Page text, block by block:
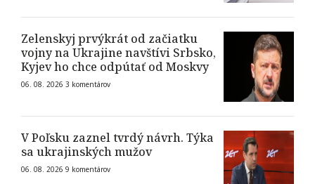
Zelenskyj prvýkrát od začiatku
vojny na Ukrajine navštívi Srbsko,
Kyjev ho chce odpútať od Moskvy
06. 08. 2026 3 komentárov
V Poľsku zaznel tvrdý návrh. Týka
sa ukrajinských mužov
06. 08. 2026 9 komentárov